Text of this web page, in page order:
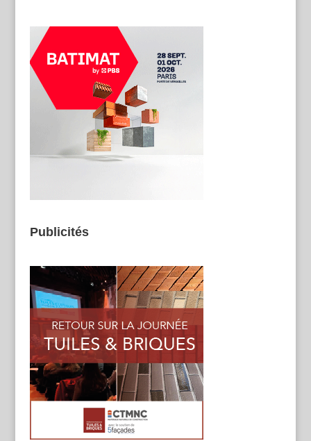
Publicités